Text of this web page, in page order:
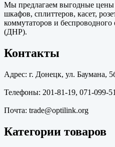
Мы предлагаем выгодные цены
шкафов, сплиттеров, касет,
коммутаторов и
(ДНР).
Контакты
Адрес: г. Донецк, ул. Баумана,
Телефоны: 201-81-19, 071-099-
Почта: trade@optilink.org
Категории товаров